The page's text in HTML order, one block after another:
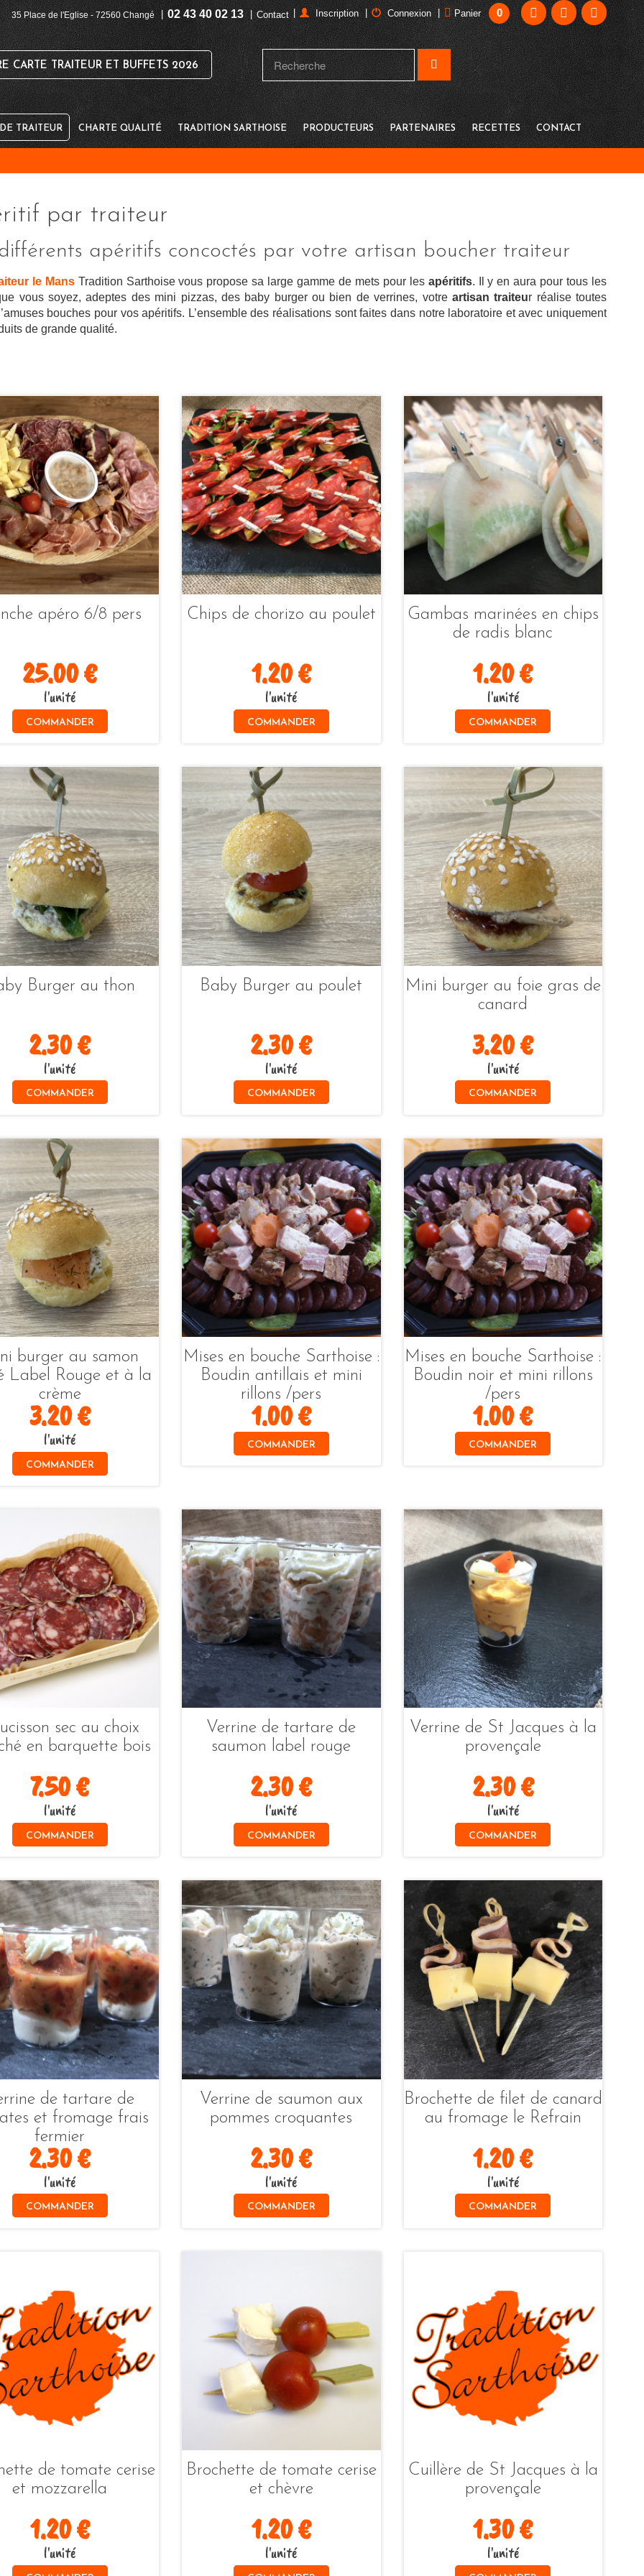
35 Place de l'Eglise - 72560 Changé | 02 43 40 02 13 | Contact | Inscription | Connexion | Panier 0
CARTE TRAITEUR ET BUFFETS 2026
TRAITEUR CHARTE QUALITÉ TRADITION SARTHOISE PRODUCTEURS PARTENAIRES RECETTES CONTACT
par traiteur
apéritifs concoctés par votre artisan boucher traiteur
le MansTradition Sarthoise vous propose sa large gamme de mets pour les apéritifs. Il y en aura pour tous les
vous soyez, adeptes des mini pizzas, des baby burger ou bien de verrines, votre artisan traiteur réalise toutes
bouches pour vos apéritifs. L’ensemble des réalisations sont faites dans notre laboratoire et avec uniquement
de grande qualité.
apéro 6/8 pers
25.00 €
l'unité
COMMANDER
Chips de chorizo au poulet
1.20 €
l'unité
COMMANDER
Gambas marinées en chips
de radis blanc
1.20 €
l'unité
COMMANDER
Burger au thon
2.30 €
l'unité
COMMANDER
Baby Burger au poulet
2.30 €
l'unité
COMMANDER
Mini burger au foie gras de
canard
3.20 €
l'unité
COMMANDER
burger au samon
Label Rouge et à la
crème
3.20 €
l'unité
COMMANDER
Mises en bouche Sarthoise :
Boudin antillais et mini
rillons /pers
1.00 €
COMMANDER
Mises en bouche Sarthoise :
Boudin noir et mini rillons
/pers
1.00 €
COMMANDER
sec au choix
en barquette bois
7.50 €
l'unité
COMMANDER
Verrine de tartare de
saumon label rouge
2.30 €
l'unité
COMMANDER
Verrine de St Jacques à la
provençale
2.30 €
l'unité
COMMANDER
de tartare de
et fromage frais
fermier
2.30 €
l'unité
COMMANDER
Verrine de saumon aux
pommes croquantes
2.30 €
l'unité
COMMANDER
Brochette de filet de canard
au fromage le Refrain
1.20 €
l'unité
COMMANDER
de tomate cerise
et mozzarella
1.20 €
l'unité
Brochette de tomate cerise
et chèvre
1.20 €
l'unité
Cuillère de St Jacques à la
provençale
1.30 €
l'unité